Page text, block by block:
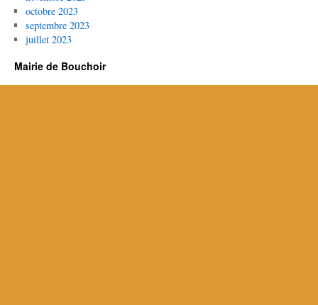
octobre 2023
septembre 2023
juillet 2023
Mairie de Bouchoir